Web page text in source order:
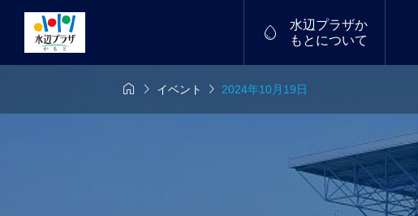

水辺プラザか
もとについて
7/18(土)～19(日)
2026.01.02
  イベント  2024年10月19日